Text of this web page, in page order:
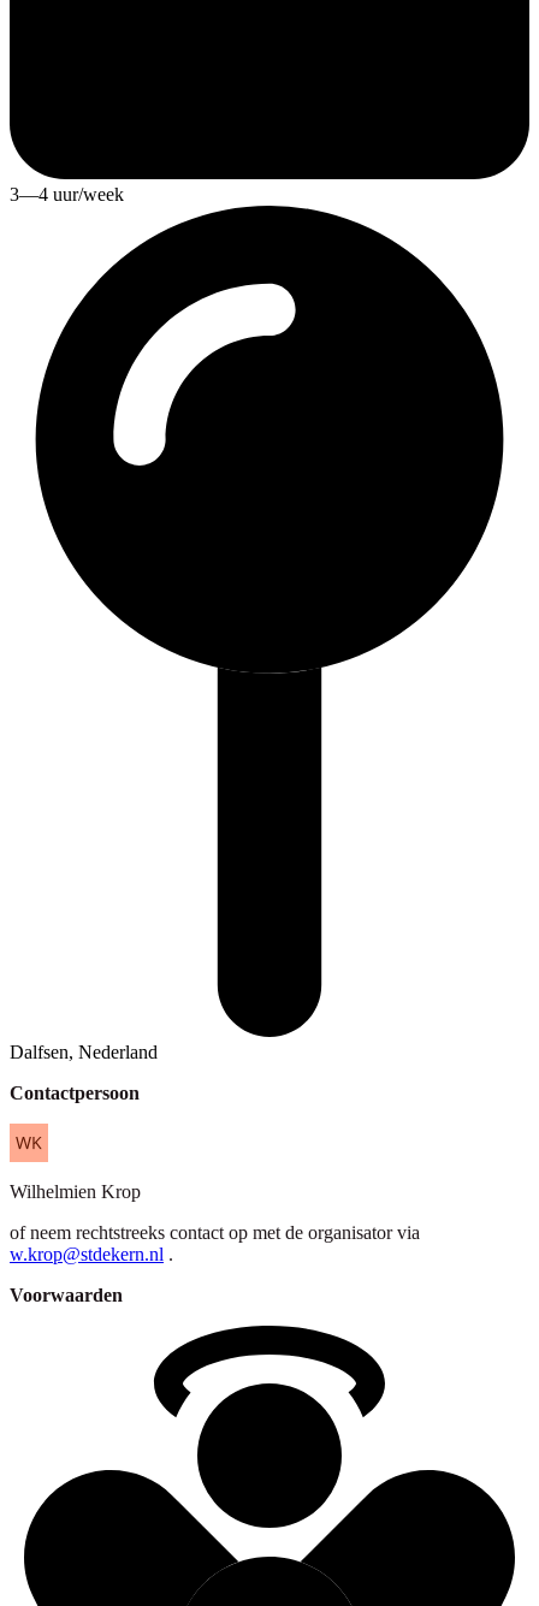
3—4 uur/week
Dalfsen, Nederland
Contactpersoon
Wilhelmien Krop
of neem rechtstreeks contact op met de organisator via
w.krop@stdekern.nl .
Voorwaarden